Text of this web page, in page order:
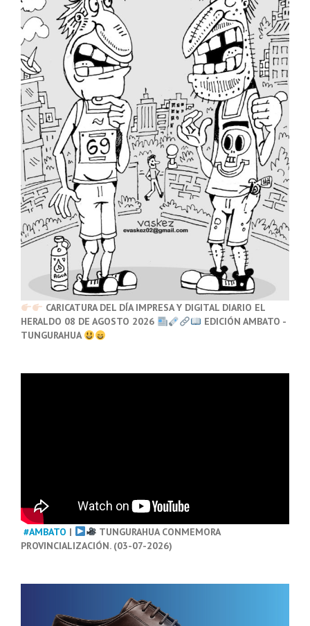
CARICATURA DEL DÍA IMPRESA Y DIGITAL DIARIO EL
HERALDO 08 DE AGOSTO 2026
EDICIÓN AMBATO -
TUNGURAHUA
#AMBATO |
TUNGURAHUA CONMEMORA
PROVINCIALIZACIÓN. (03-07-2026)